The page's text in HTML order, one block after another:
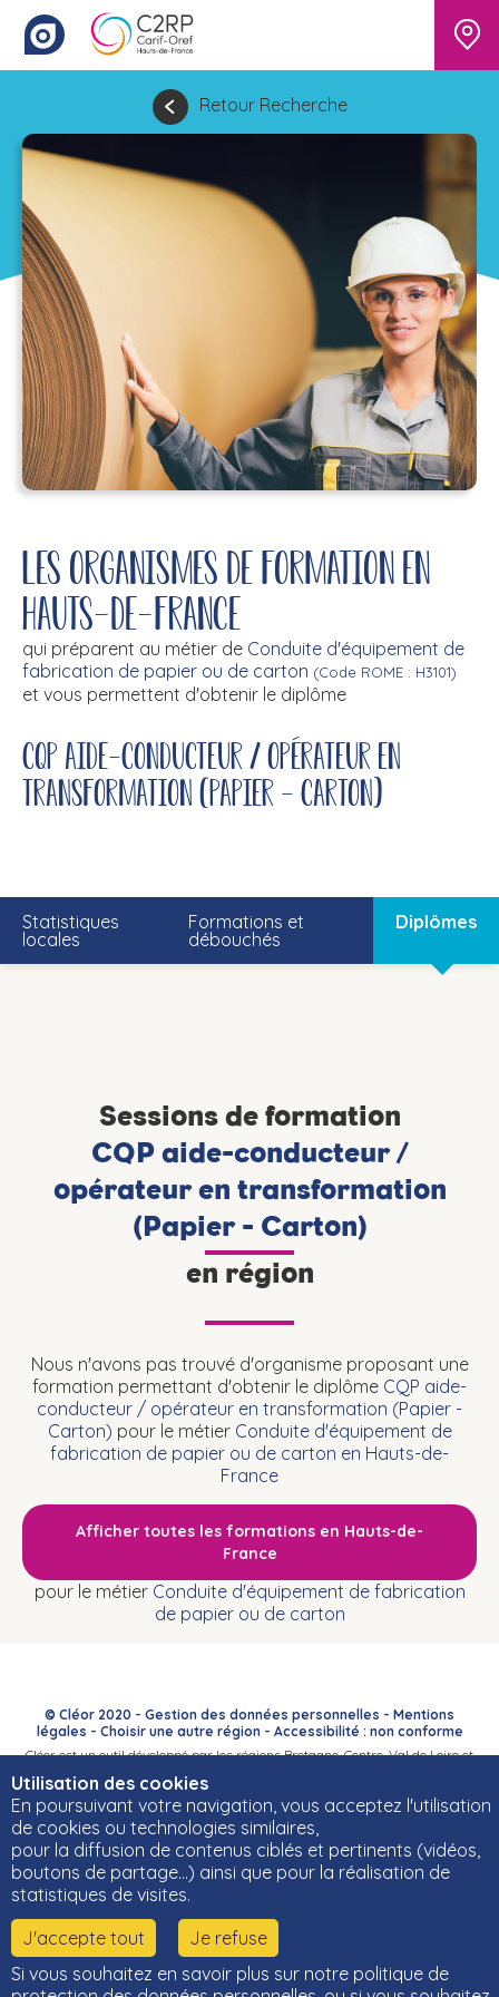
Utilisation des cookies
En poursuivant votre navigation, vous acceptez l'utilisation
de cookies ou technologies similaires,
pour la diffusion de contenus ciblés et pertinents (vidéos,
boutons de partage…) ainsi que pour la réalisation de
statistiques de visites.
J'accepte tout
Je refuse
Si vous souhaitez en savoir plus sur notre politique de
Retour Recherche
Les organismes de formation en
Hauts-de-France
qui préparent au métier de Conduite d'équipement de
fabrication de papier ou de carton (Code ROME : H3101)
et vous permettent d'obtenir le diplôme
CQP aide-conducteur / opérateur en
transformation (Papier - Carton)
Statistiques
locales
Formations et
débouchés
Diplômes
Sessions de formation
CQP aide-conducteur /
opérateur en transformation
(Papier - Carton)
en région
Nous n'avons pas trouvé d'organisme proposant une
formation permettant d'obtenir le diplôme CQP aide-
conducteur / opérateur en transformation (Papier -
Carton) pour le métier Conduite d'équipement de
fabrication de papier ou de carton en Hauts-de-
France
Afficher toutes les formations en Hauts-de-
France
pour le métier Conduite d'équipement de fabrication
de papier ou de carton
© Cléor 2020 - Gestion des données personnelles - Mentions
légales - Choisir une autre région- Accessibilité : non conforme
Cléor est un outil développé par les régions Bretagne, Centre-Val de Loire et